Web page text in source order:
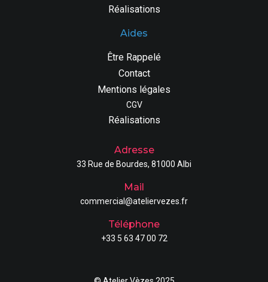
Réalisations
Aides
Être Rappelé
Contact
Mentions légales
CGV
Réalisations
Adresse
33 Rue de Bourdes, 81000 Albi
Mail
commercial@ateliervezes.fr
Téléphone
+33 5 63 47 00 72